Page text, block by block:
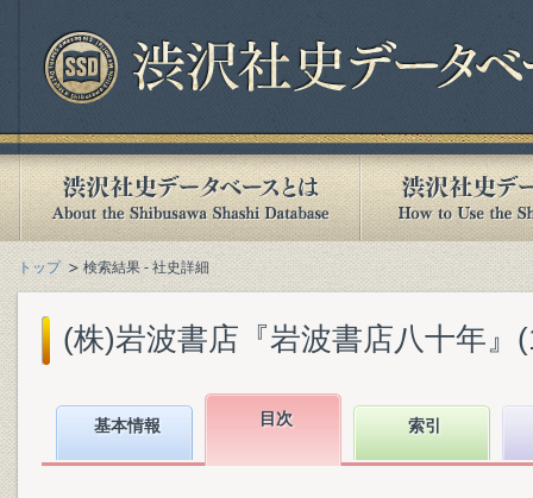
トップ 検索結果 - 社史詳細
(株)岩波書店『岩波書店八十年』
基本情報 目次 索引